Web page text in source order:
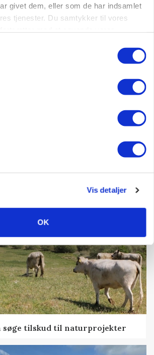
givet dem, eller som de har indsamlet
tjenester. Du samtykker til vores
Vis detaljer
OK
Landbrugsdebattør og
Loading...
søge tilskud til naturprojekter